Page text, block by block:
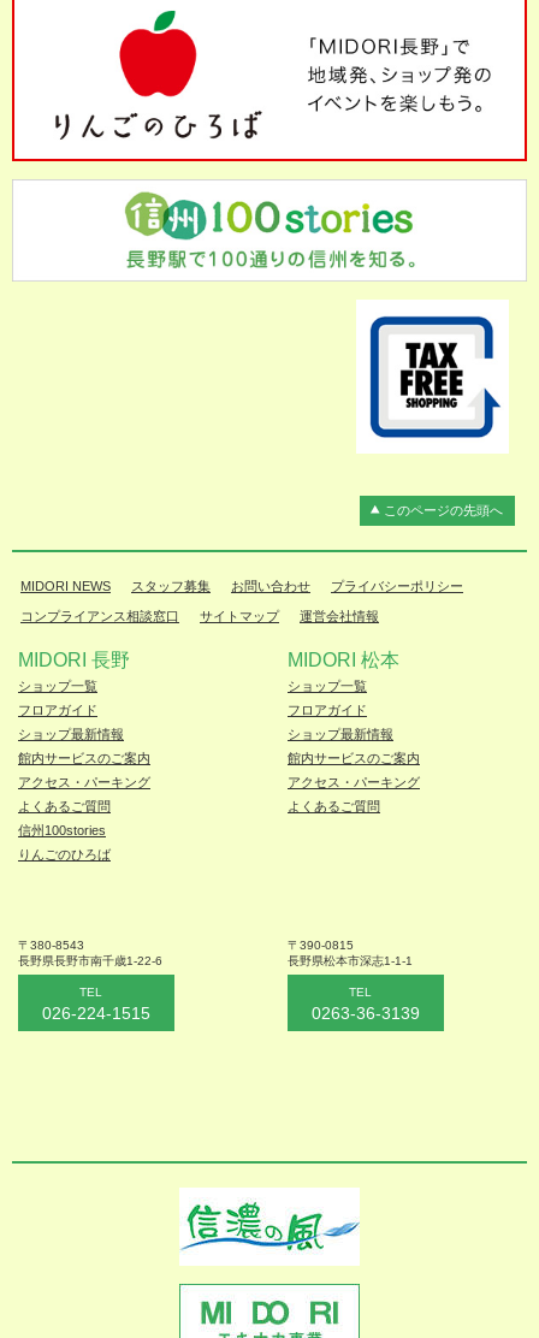
このページの先頭へ
MIDORI NEWS スタッフ募集 お問い合わせ プライバシーポリシー
コンプライアンス相談窓口 サイトマップ 運営会社情報
MIDORI 長野
ショップ一覧
フロアガイド
ショップ最新情報
館内サービスのご案内
アクセス・パーキング
よくあるご質問
信州100stories
りんごのひろば
〒380-8543
長野県長野市南千歳1-22-6
TEL
026-224-1515
MIDORI 松本
ショップ一覧
フロアガイド
ショップ最新情報
館内サービスのご案内
アクセス・パーキング
よくあるご質問
〒390-0815
長野県松本市深志1-1-1
TEL
0263-36-3139